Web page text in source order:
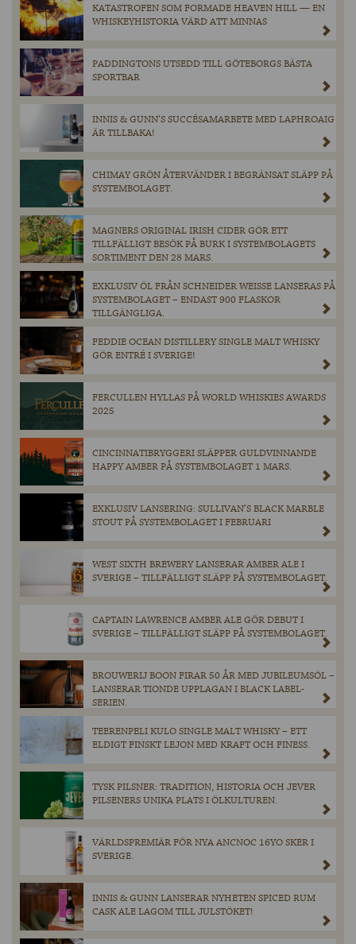
KATASTROFEN SOM FORMADE HEAVEN HILL — EN
WHISKEYHISTORIA VÄRD ATT MINNAS
PADDINGTONS UTSEDD TILL GÖTEBORGS BÄSTA
SPORTBAR
INNIS & GUNN’S SUCCÉSAMARBETE MED LAPHROAIG
ÄR TILLBAKA!
CHIMAY GRÖN ÅTERVÄNDER I BEGRÄNSAT SLÄPP PÅ
SYSTEMBOLAGET.
MAGNERS ORIGINAL IRISH CIDER GÖR ETT
TILLFÄLLIGT BESÖK PÅ BURK I SYSTEMBOLAGETS
SORTIMENT DEN 28 MARS.
EXKLUSIV ÖL FRÅN SCHNEIDER WEISSE LANSERAS PÅ
SYSTEMBOLAGET – ENDAST 900 FLASKOR
TILLGÄNGLIGA.
FEDDIE OCEAN DISTILLERY SINGLE MALT WHISKY
GÖR ENTRÉ I SVERIGE!
FERCULLEN HYLLAS PÅ WORLD WHISKIES AWARDS
2025
CINCINNATIBRYGGERI SLÄPPER GULDVINNANDE
HAPPY AMBER PÅ SYSTEMBOLAGET 1 MARS.
EXKLUSIV LANSERING: SULLIVAN’S BLACK MARBLE
STOUT PÅ SYSTEMBOLAGET I FEBRUARI
WEST SIXTH BREWERY LANSERAR AMBER ALE I
SVERIGE – TILLFÄLLIGT SLÄPP PÅ SYSTEMBOLAGET.
CAPTAIN LAWRENCE AMBER ALE GÖR DEBUT I
SVERIGE – TILLFÄLLIGT SLÄPP PÅ SYSTEMBOLAGET.
BROUWERIJ BOON FIRAR 50 ÅR MED JUBILEUMSÖL –
LANSERAR TIONDE UPPLAGAN I BLACK LABEL-
SERIEN.
TEERENPELI KULO SINGLE MALT WHISKY – ETT
ELDIGT FINSKT LEJON MED KRAFT OCH FINESS.
TYSK PILSNER: TRADITION, HISTORIA OCH JEVER
PILSENERS UNIKA PLATS I ÖLKULTUREN.
VÄRLDSPREMIÄR FÖR NYA ANCNOC 16YO SKER I
SVERIGE.
INNIS & GUNN LANSERAR NYHETEN SPICED RUM
CASK ALE LAGOM TILL JULSTÖKET!